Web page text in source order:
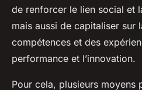
de renforcer le lien social et
mais aussi de capitaliser sur
compétences et des
performance et l’innovation.
Pour cela, plusieurs moyens